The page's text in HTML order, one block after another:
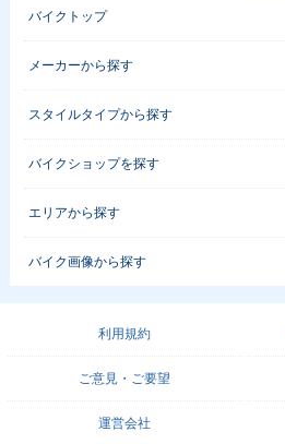
バイクトップ
メーカーから探す
スタイルタイプから探す
バイクショップを探す
エリアから探す
バイク画像から探す
利用規約
ご意見・ご要望
運営会社